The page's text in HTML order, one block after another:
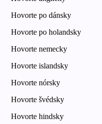
Hovorte po dánsky
Hovorte po holandsky
Hovorte nemecky
Hovorte islandsky
Hovorte nórsky
Hovorte švédsky
Hovorte hindsky